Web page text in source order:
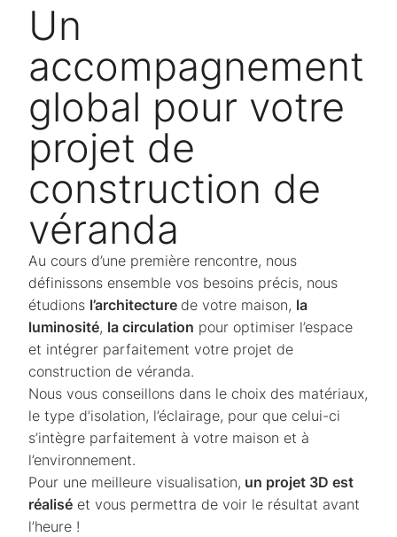
Un
accompagnement
global pour votre
projet de
construction de
véranda
Au cours d’une première rencontre, nous
définissons ensemble vos besoins précis, nous
étudions l’architecture de votre maison, la
luminosité, la circulation pour optimiser l’espace
et intégrer parfaitement votre projet de
construction de véranda.
Nous vous conseillons dans le choix des matériaux,
le type d’isolation, l’éclairage, pour que celui-ci
s’intègre parfaitement à votre maison et à
l’environnement.
Pour une meilleure visualisation, un projet 3D est
réalisé et vous permettra de voir le résultat avant
l’heure !